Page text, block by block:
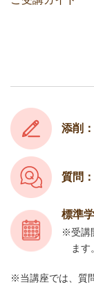
添削：
質問：
標準
受講
ます。
当講座では、質